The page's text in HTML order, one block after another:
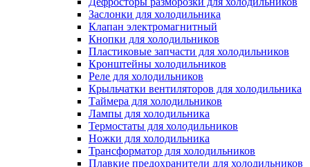
Заслонки для холодильника
Клапан электромагнитный
Кнопки для холодильников
Пластиковые запчасти для холодильников
Кронштейны холодильников
Реле для холодильников
Крыльчатки вентиляторов для холодильника
Таймера для холодильников
Лампы для холодильника
Термостаты для холодильников
Ножки для холодильника
Трансформатор для холодильников
Плавкие предохранители для холодильников